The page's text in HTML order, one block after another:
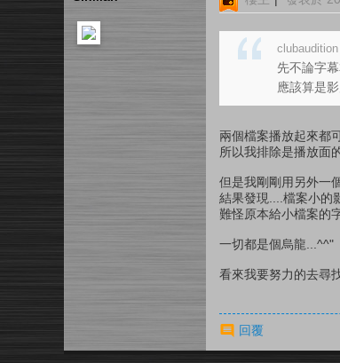
先不論字
應該算是
兩個檔案播放起來都
所以我排除是播放面
但是我剛剛用另外一
結果發現....檔案小的
難怪原本給小檔案的
一切都是個烏龍...^^"
看來我要努力的去尋
回覆